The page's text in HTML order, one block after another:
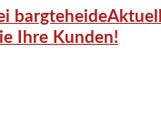
Ihre Kunden!